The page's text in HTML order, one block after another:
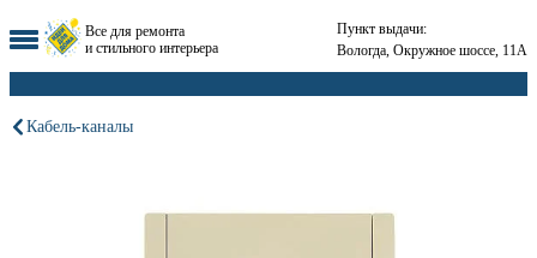
Все для ремонта
и стильного интерьера
Пункт выдачи:
Вологда, Окружное шоссе, 11А
Кабель-каналы